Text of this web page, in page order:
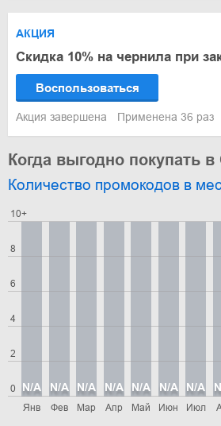
АКЦИЯ
Скидка 10% на чернила при
Воспользоваться
Акция завершена Применена 36 раз
Когда выгодно покупать
Количество промокодов в
0
2
4
6
8
10+
Янв
N/A
Фев
N/A
Мар
N/A
Апр
N/A
Май
N/A
Июн
N/A
Июл
N/A